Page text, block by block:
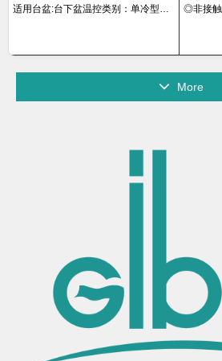
适用台盆:台下盆温控类别：单冷型安装方式：分体式启闭方式：感应式进水管径：DN15（G1/2'）龙头固定孔径：35mm调温方式：台下龙头材质：59铜表面处理：镀铬表面盐雾测试:CASS24h输入电源：交直流DC6V&AC220V水嘴节水率：50%适用水压：0.05-0.7MPa静态功耗：≤60uA动态功耗：≤3W距离调节：遥控调距止 回 阀：有断电保护：有超时保护：有电池反充电保护
More